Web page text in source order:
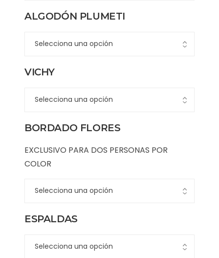
ALGODÓN PLUMETI
VICHY
BORDADO FLORES
EXCLUSIVO PARA DOS PERSONAS POR
COLOR
ESPALDAS